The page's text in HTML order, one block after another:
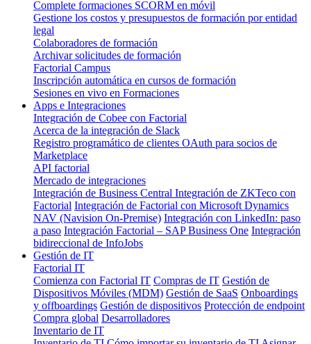
Complete formaciones SCORM en móvil
Gestione los costos y presupuestos de formación por entidad
legal
Colaboradores de formación
Archivar solicitudes de formación
Factorial Campus
Inscripción automática en cursos de formación
Sesiones en vivo en Formaciones
Apps e Integraciones
Integración de Cobee con Factorial
Acerca de la integración de Slack
Registro programático de clientes OAuth para socios de
Marketplace
API factorial
Mercado de integraciones
Integración de Business Central Integración de ZKTeco con
Factorial Integración de Factorial con Microsoft Dynamics
NAV (Navision On-Premise) Integración con LinkedIn: paso
a paso Integración Factorial – SAP Business One Integración
bidireccional de InfoJobs
Gestión de IT
Factorial IT
Comienza con Factorial IT Compras de IT Gestión de
Dispositivos Móviles (MDM) Gestión de SaaS Onboardings
y offboardings Gestión de dispositivos Protección de endpoint
Compra global Desarrolladores
Inventario de IT